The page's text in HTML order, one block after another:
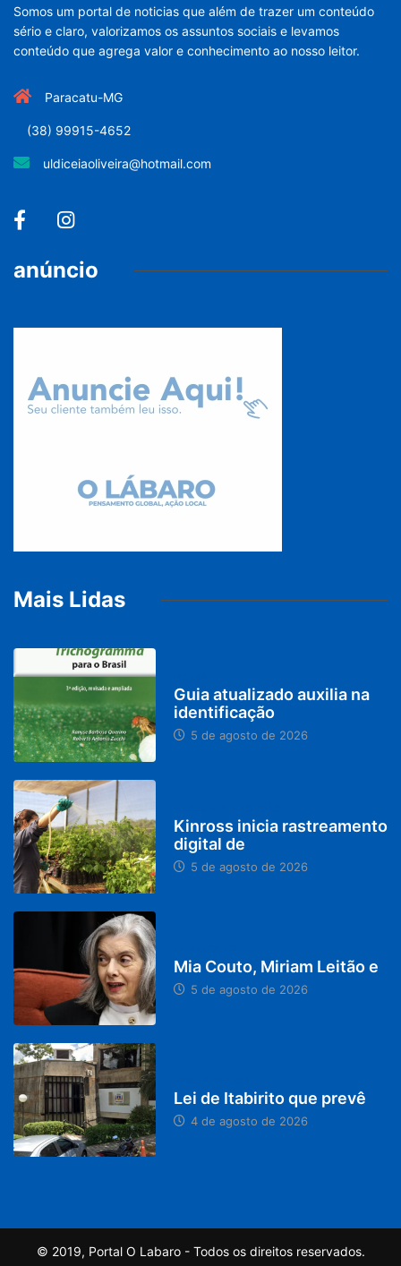
Somos um portal de noticias que além de trazer um conteúdo
sério e claro, valorizamos os assuntos sociais e levamos
conteúdo que agrega valor e conhecimento ao nosso leitor.
Paracatu-MG
(38) 99915-4652
uldiceiaoliveira@hotmail.com
anúncio
Mais Lidas
Guia atualizado auxilia na
identificação
5 de agosto de 2026
Kinross inicia rastreamento
digital de
5 de agosto de 2026
Mia Couto, Miriam Leitão e
5 de agosto de 2026
Lei de Itabirito que prevê
4 de agosto de 2026
© 2019, Portal O Labaro - Todos os direitos reservados.